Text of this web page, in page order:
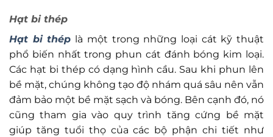
Hạt bi thép
Hạt bi thép là một trong những loại cát kỹ thuật
phổ biến nhất trong phun cát đánh bóng kim loại.
Các hạt bi thép có dạng hình cầu. Sau khi phun lên
bề mặt, chúng không tạo độ nhám quá sâu nên vẫn
đảm bảo một bề mặt sạch và bóng. Bên cạnh đó, nó
cũng tham gia vào quy trình tăng cứng bề mặt
giúp tăng tuổi thọ của các bộ phận chi tiết như